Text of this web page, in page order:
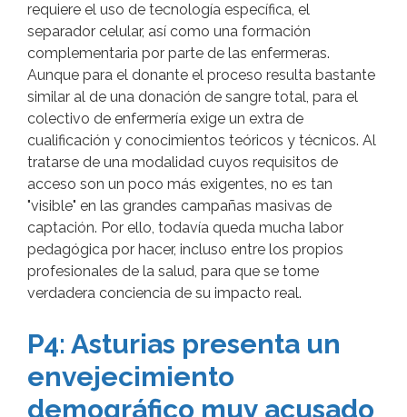
requiere el uso de tecnología específica, el
separador celular, así como una formación
complementaria por parte de las enfermeras.
Aunque para el donante el proceso resulta bastante
similar al de una donación de sangre total, para el
colectivo de enfermería exige un extra de
cualificación y conocimientos teóricos y técnicos. Al
tratarse de una modalidad cuyos requisitos de
acceso son un poco más exigentes, no es tan
"visible" en las grandes campañas masivas de
captación. Por ello, todavía queda mucha labor
pedagógica por hacer, incluso entre los propios
profesionales de la salud, para que se tome
verdadera conciencia de su impacto real.
P4: Asturias presenta un
envejecimiento
demográfico muy acusado